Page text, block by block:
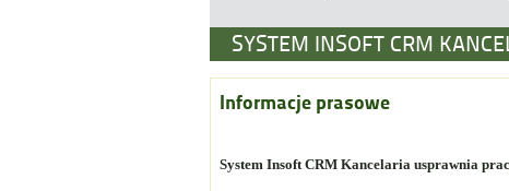
SYSTEM INSOFT CRM
Informacje prasowe
System Insoft CRM Kancelaria usprawnia